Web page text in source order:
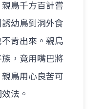
鳥千方百計嘗
幼鳥到洞外食
肯出來。親鳥
，竟用嘴巴將
鳥用心良苦可
法。